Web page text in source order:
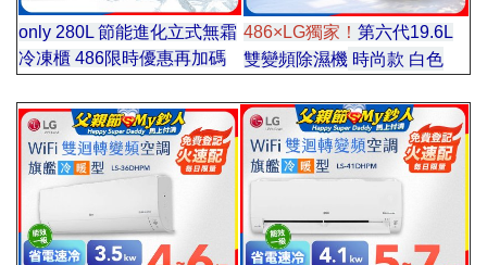
only 280L 節能進化立式無霜
冷凍櫃 486限時優惠再加碼
486×LG獨家！ 第六代19.6L
雙變頻除濕機 時尚款 白色